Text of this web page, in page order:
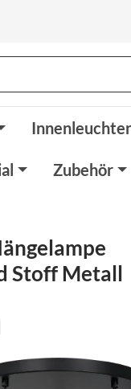
Zubehör
Stoff Metall